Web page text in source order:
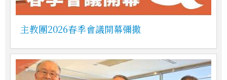
主教團2026春季會議開幕彌撒